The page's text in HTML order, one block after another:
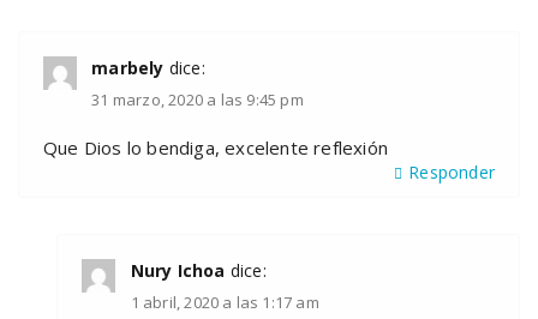
marbely dice:
31 marzo, 2020 a las 9:45 pm
Que Dios lo bendiga, excelente reflexión
Responder
Nury Ichoa dice:
1 abril, 2020 a las 1:17 am